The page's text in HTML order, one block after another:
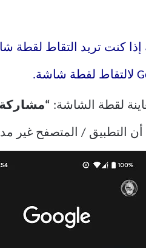
كنت تريد التقاط لقطة
لقطة الشاشة:
أن التطبيق / المتصفح غير